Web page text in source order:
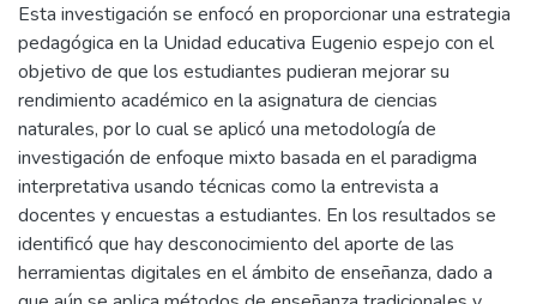
Esta investigación se enfocó en proporcionar una estrategia
pedagógica en la Unidad educativa Eugenio espejo con el
objetivo de que los estudiantes pudieran mejorar su
rendimiento académico en la asignatura de ciencias
naturales, por lo cual se aplicó una metodología de
investigación de enfoque mixto basada en el paradigma
interpretativa usando técnicas como la entrevista a
docentes y encuestas a estudiantes. En los resultados se
identificó que hay desconocimiento del aporte de las
herramientas digitales en el ámbito de enseñanza, dado a